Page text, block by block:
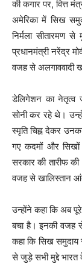
अमेरिका में सिख
निर्मला सीतारमण
प्रधानमंत्री नरेंद्र
वजह से अलगाववादी
डेलिगेशन का नेतृत्व
सोनी कर रहे थे।
स्मृति चिह्न देकर
गए कदमों और सिखों
सरकार की तारीफ
वजह से खालिस्तान
उन्होंने कहा कि अब
बचा है। इनकी वजह
कहा कि सिख
से जुड़े सभी मुद्दे भारत